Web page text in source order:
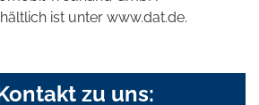
ist unter www.dat.de.
zu uns: